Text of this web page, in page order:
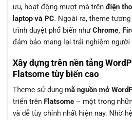
ưu, hoạt động mượt mà trên điện
laptop và PC. Ngoài ra, theme
trình duyệt phổ biến nhưChrome,
đảm bảo mang lại trải nghiệm người
Xây dựng trên nền tảng
Flatsome tùy biến cao
Theme sử dụng mã nguồn mở
triển trên Flatsome – một trong
và dễ tùy chỉnh nhất hiện nay. Nhờ